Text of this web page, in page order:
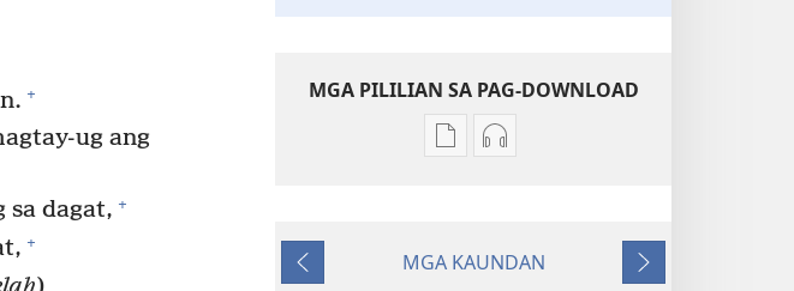
+
ug ang
sa dagat, +
+
MGA PILILIAN SA PAG-DOWNLOAD
Mga
download
Mga
download
Ibalik
MGA KAUNDAN
Masunod